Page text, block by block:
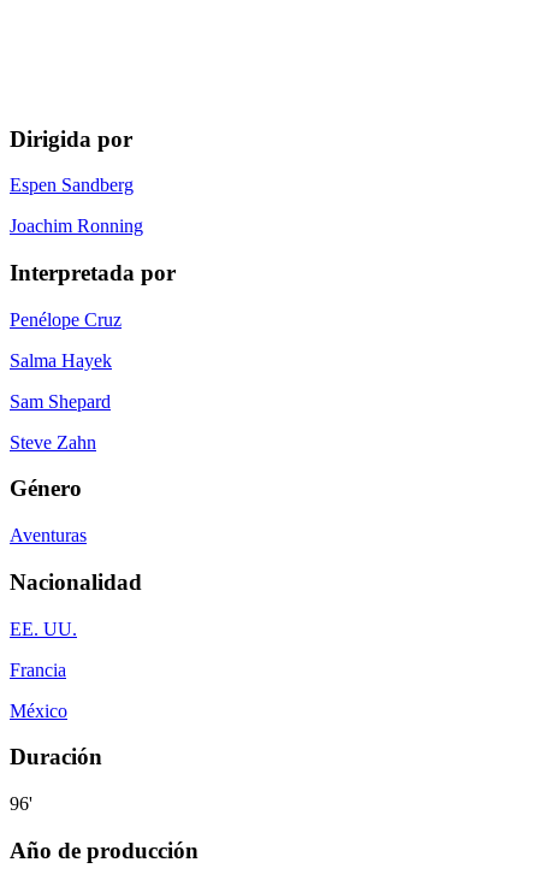
Dirigida por
Espen Sandberg
Joachim Ronning
Interpretada por
Penélope Cruz
Salma Hayek
Sam Shepard
Steve Zahn
Género
Aventuras
Nacionalidad
EE. UU.
Francia
México
Duración
96'
Año de producción